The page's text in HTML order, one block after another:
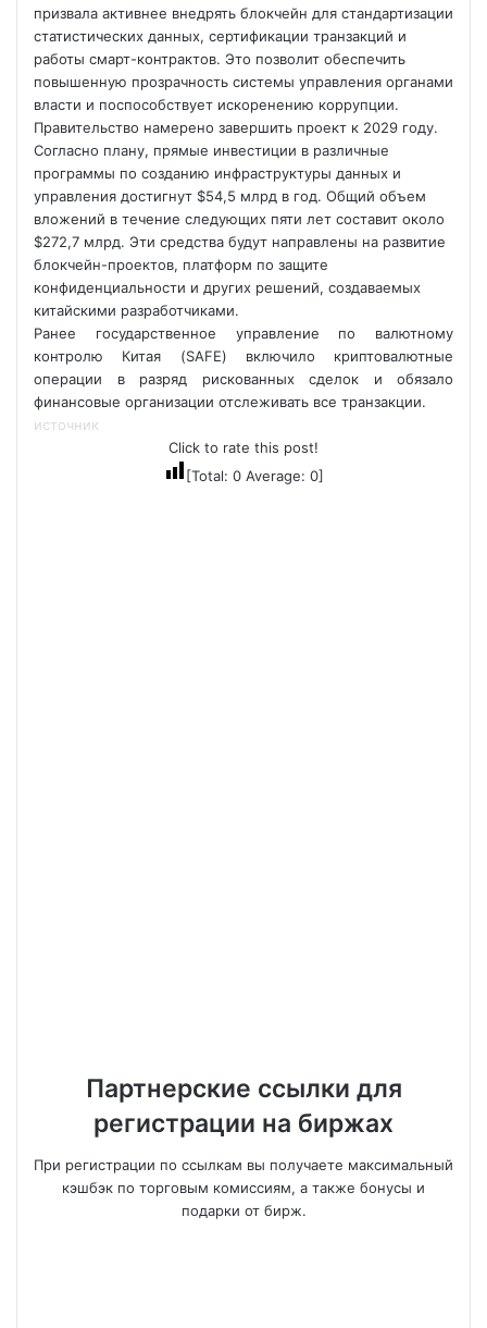
призвала активнее внедрять блокчейн для стандартизации
статистических данных, сертификации транзакций и
работы смарт-контрактов. Это позволит обеспечить
повышенную прозрачность системы управления органами
власти и поспособствует искоренению коррупции.
Правительство намерено завершить проект к 2029 году.
Согласно плану, прямые инвестиции в различные
программы по созданию инфраструктуры данных и
управления достигнут $54,5 млрд в год. Общий объем
вложений в течение следующих пяти лет составит около
$272,7 млрд. Эти средства будут направлены на развитие
блокчейн-проектов, платформ по защите
конфиденциальности и других решений, создаваемых
китайскими разработчиками.
Ранее государственное управление по валютному
контролю Китая (SAFE) включило криптовалютные
операции в разряд рискованных сделок и обязало
финансовые организации отслеживать все транзакции.
источник
Click to rate this post!
[Total: 0Average: 0]
Партнерские ссылки для
регистрации на биржах
При регистрации по ссылкам вы получаете максимальный
кэшбэк по торговым комиссиям, а также бонусы и
подарки от бирж.